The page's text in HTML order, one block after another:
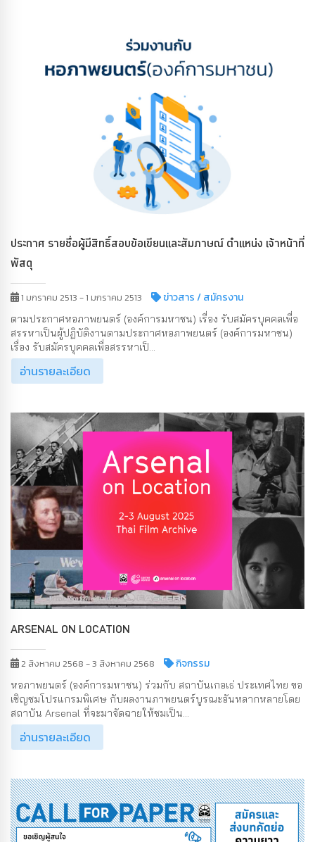
ประกาศ รายชื่อผู้มีสิทธิ์สอบข้อเขียนและสัมภาษณ์ ตำแหน่ง เจ้าหน้าที่
พัสดุ
1 มกราคม 2513 - 1 มกราคม 2513 ข่าวสาร/ สมัครงาน
ตามประกาศหอภาพยนตร์ (องค์การมหาชน) เรื่อง รับสมัครบุคคลเพื่อ
สรรหาเป็นผู้ปฏิบัติงานตามประกาศหอภาพยนตร์ (องค์การมหาชน)
เรื่อง รับสมัครบุคคลเพื่อสรรหาเป็...
อ่านรายละเอียด
ARSENAL ON LOCATION
2 สิงหาคม 2568 - 3 สิงหาคม 2568 กิจกรรม
หอภาพยนตร์ (องค์การมหาชน) ร่วมกับ สถาบันเกอเธ่ ประเทศไทย ขอ
เชิญชมโปรแกรมพิเศษ กับผลงานภาพยนตร์บูรณะอันหลากหลายโดย
สถาบัน Arsenal ที่จะมาจัดฉายให้ชมเป็น...
อ่านรายละเอียด